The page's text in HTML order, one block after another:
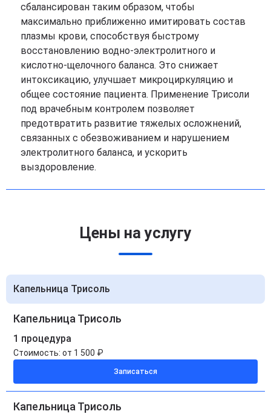
сбалансирован таким образом, чтобы
максимально приближенно имитировать состав
плазмы крови, способствуя быстрому
восстановлению водно-электролитного и
кислотно-щелочного баланса. Это снижает
интоксикацию, улучшает микроциркуляцию и
общее состояние пациента. Применение Трисоли
под врачебным контролем позволяет
предотвратить развитие тяжелых осложнений,
связанных с обезвоживанием и нарушением
электролитного баланса, и ускорить
выздоровление.
Цены на услугу
Капельница Трисоль
Капельница Трисоль
1 процедура
Стоимость: от 1 500 ₽
Записаться
Капельница Трисоль